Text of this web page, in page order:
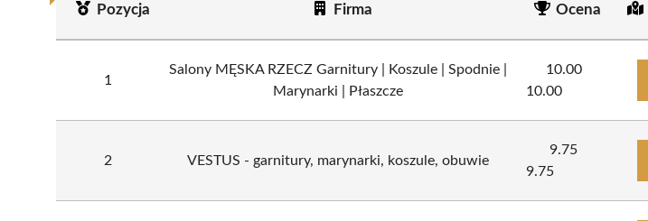
Pozycja Firma Ocena
1
Salony MĘSKA RZECZ Garnitury | Koszule | Spodnie |
Marynarki | Płaszcze
10.00
10.00
2 VESTUS - garnitury, marynarki, koszule, obuwie
9.75
9.75